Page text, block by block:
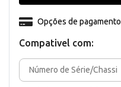
Compativel com:
Opções de pagamento